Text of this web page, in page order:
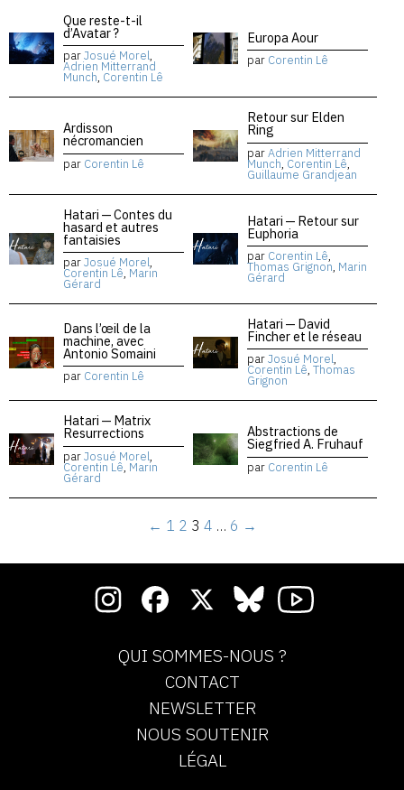
Que reste-t-il
d’Avatar ?
parJosué Morel,
Adrien Mitterrand
Munch, Corentin Lê
Europa Aour
par Corentin Lê
Ardisson
nécromancien
par Corentin Lê
Retour sur Elden
Ring
parAdrien Mitterrand
Munch, Corentin Lê,
Guillaume Grandjean
Hatari — Contes du
hasard et autres
fantaisies
parJosué Morel,
Corentin Lê, Marin
Gérard
Hatari — Retour sur
Euphoria
par Corentin Lê,
Thomas Grignon, Marin
Gérard
Dans l’œil de la
machine, avec
Antonio Somaini
par Corentin Lê
Hatari — David
Fincher et le réseau
parJosué Morel,
Corentin Lê, Thomas
Grignon
Hatari — Matrix
Resurrections
parJosué Morel,
Corentin Lê, Marin
Gérard
Abstractions de
Siegfried A. Fruhauf
par Corentin Lê
← 1 2 3 4 … 6 →
QUI SOMMES-NOUS ?
CONTACT
NEWSLETTER
NOUS SOUTENIR
LÉGAL